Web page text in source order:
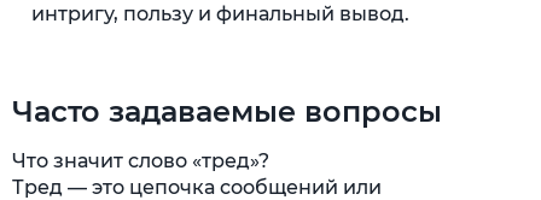
интригу, пользу и финальный вывод.
Часто задаваемые вопросы
Что значит слово «тред»?
Тред — это цепочка сообщений или